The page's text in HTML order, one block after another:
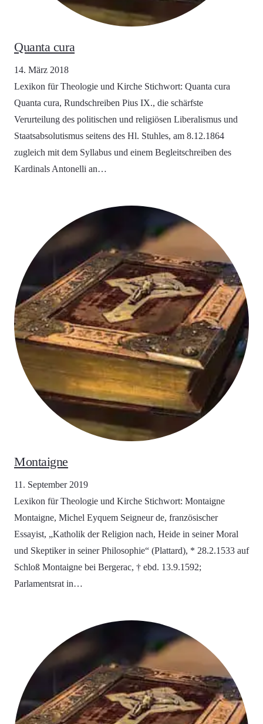
Quanta cura
14. März 2018
Lexikon für Theologie und Kirche Stichwort: Quanta cura
Quanta cura, Rundschreiben Pius IX., die schärfste
Verurteilung des politischen und religiösen Liberalismus und
Staatsabsolutismus seitens des Hl. Stuhles, am 8.12.1864
zugleich mit dem Syllabus und einem Begleitschreiben des
Kardinals Antonelli an…
Montaigne
11. September 2019
Lexikon für Theologie und Kirche Stichwort: Montaigne
Montaigne, Michel Eyquem Seigneur de, französischer
Essayist, „Katholik der Religion nach, Heide in seiner Moral
und Skeptiker in seiner Philosophie“ (Plattard), * 28.2.1533 auf
Schloß Montaigne bei Bergerac, † ebd. 13.9.1592;
Parlamentsrat in…